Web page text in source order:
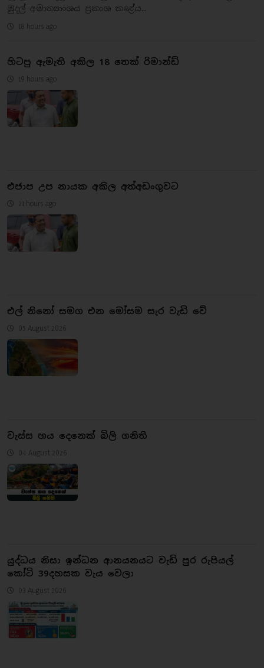
මුදල් අමාත්‍යාංශය ප්‍රකාශ කළේය...
18 hours ago
හිටපු ඇමැති අකිල 18 තෙක් රිමාන්ඩ්
19 hours ago
එජාප උප නායක අකිල අත්අඩංගුවට
21 hours ago
එල් නිනෝ සමග එන මෝසම සැර වැඩි වේ
05 August 2026
වැස්ස හය දෙනෙක් බිලි ගනිති
04 August 2026
යුද්ධය නිසා ඉන්ධන ආනයනයට වැඩි පුර රුපියල්
කෝටි 39දහසක වැය වෙලා
03 August 2026